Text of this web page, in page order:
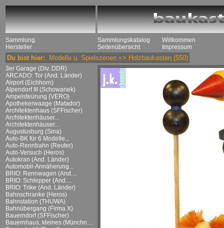
Sammlung
Hersteller
Sammlungskatalog
Seitenübersicht
Willkommen
Impressum
Du bist hier: Modelle u. Spielszenen => Holzbaukasten (550)
3er Garage (Div. DDR)
ARCADO: Tor (And. Länder)
Airport (Eichhorn)
Alpendorf III (Schowanek)
Ampelsteürung (VERO)
Apothekerwaage (Matador)
Architektenhaus (SFFischer)
Architektenhäuser...
Architektenhäuser...
Augustusburg (Sina)
Auto-BK für 6 Modelle...
Auto-Rennbahn (Reuter)
Auto-Versuch (Heros)
Autokran (And. Länder)
Automobil-Annäherung...
BRIO: Rennwagen (And....
BRIO: Schlepper (And....
BRIO: Trike (And. Länder)
Bahnschranke (Heros)
Bahnstation (THUWA)
Bahnübergang (Firma X)
Bauerndorf (SFFischer)
Bauernhaus, kleines (Münchn....